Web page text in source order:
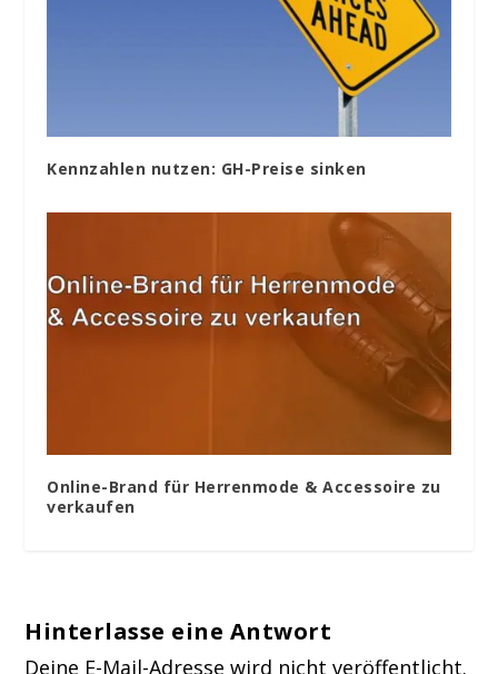
Kennzahlen nutzen: GH-Preise sinken
Online-Brand für Herrenmode & Accessoire zu
verkaufen
Hinterlasse eine Antwort
Deine E-Mail-Adresse wird nicht veröffentlicht.